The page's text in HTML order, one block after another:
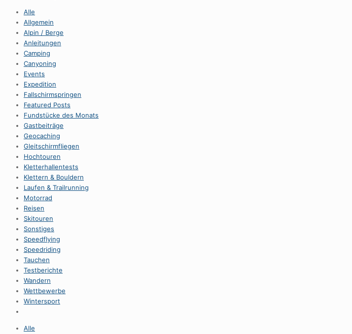
Alle
Allgemein
Alpin / Berge
Anleitungen
Camping
Canyoning
Events
Expedition
Fallschirmspringen
Featured Posts
Fundstücke des Monats
Gastbeiträge
Geocaching
Gleitschirmfliegen
Hochtouren
Kletterhallentests
Klettern & Bouldern
Laufen & Trailrunning
Motorrad
Reisen
Skitouren
Sonstiges
Speedflying
Speedriding
Tauchen
Testberichte
Wandern
Wettbewerbe
Wintersport
Alle